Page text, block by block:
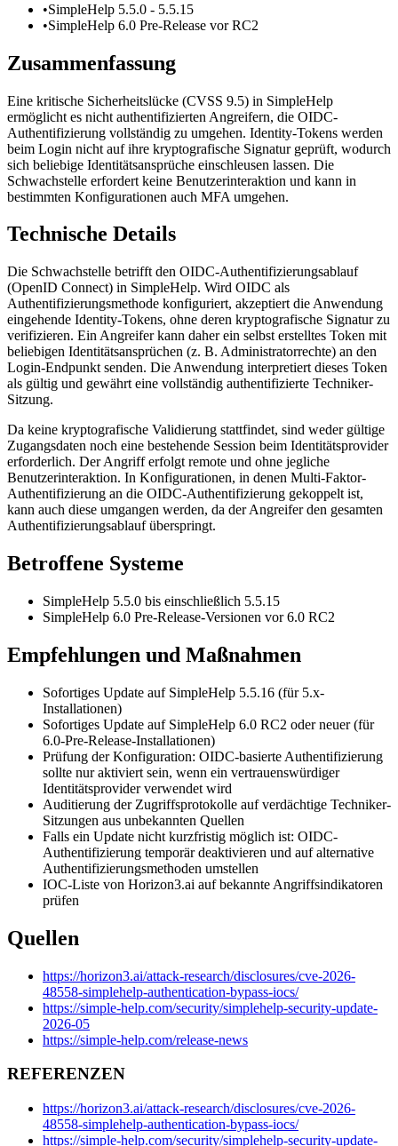
•SimpleHelp 5.5.0 - 5.5.15
•SimpleHelp 6.0 Pre-Release vor RC2
Zusammenfassung
Eine kritische Sicherheitslücke (CVSS 9.5) in SimpleHelp
ermöglicht es nicht authentifizierten Angreifern, die OIDC-
Authentifizierung vollständig zu umgehen. Identity-Tokens werden
beim Login nicht auf ihre kryptografische Signatur geprüft, wodurch
sich beliebige Identitätsansprüche einschleusen lassen. Die
Schwachstelle erfordert keine Benutzerinteraktion und kann in
bestimmten Konfigurationen auch MFA umgehen.
Technische Details
Die Schwachstelle betrifft den OIDC-Authentifizierungsablauf
(OpenID Connect) in SimpleHelp. Wird OIDC als
Authentifizierungsmethode konfiguriert, akzeptiert die Anwendung
eingehende Identity-Tokens, ohne deren kryptografische Signatur zu
verifizieren. Ein Angreifer kann daher ein selbst erstelltes Token mit
beliebigen Identitätsansprüchen (z. B. Administratorrechte) an den
Login-Endpunkt senden. Die Anwendung interpretiert dieses Token
als gültig und gewährt eine vollständig authentifizierte Techniker-
Sitzung.
Da keine kryptografische Validierung stattfindet, sind weder gültige
Zugangsdaten noch eine bestehende Session beim Identitätsprovider
erforderlich. Der Angriff erfolgt remote und ohne jegliche
Benutzerinteraktion. In Konfigurationen, in denen Multi-Faktor-
Authentifizierung an die OIDC-Authentifizierung gekoppelt ist,
kann auch diese umgangen werden, da der Angreifer den gesamten
Authentifizierungsablauf überspringt.
Betroffene Systeme
SimpleHelp 5.5.0 bis einschließlich 5.5.15
SimpleHelp 6.0 Pre-Release-Versionen vor 6.0 RC2
Empfehlungen und Maßnahmen
Sofortiges Update auf SimpleHelp 5.5.16 (für 5.x-
Installationen)
Sofortiges Update auf SimpleHelp 6.0 RC2 oder neuer (für
6.0-Pre-Release-Installationen)
Prüfung der Konfiguration: OIDC-basierte Authentifizierung
sollte nur aktiviert sein, wenn ein vertrauenswürdiger
Identitätsprovider verwendet wird
Auditierung der Zugriffsprotokolle auf verdächtige Techniker-
Sitzungen aus unbekannten Quellen
Falls ein Update nicht kurzfristig möglich ist: OIDC-
Authentifizierung temporär deaktivieren und auf alternative
Authentifizierungsmethoden umstellen
IOC-Liste von Horizon3.ai auf bekannte Angriffsindikatoren
prüfen
Quellen
https://horizon3.ai/attack-research/disclosures/cve-2026-
48558-simplehelp-authentication-bypass-iocs/
https://simple-help.com/security/simplehelp-security-update-
2026-05
https://simple-help.com/release-news
REFERENZEN
https://horizon3.ai/attack-research/disclosures/cve-2026-
48558-simplehelp-authentication-bypass-iocs/
https://simple-help.com/security/simplehelp-security-update-